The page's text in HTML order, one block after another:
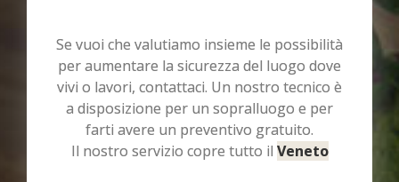
Se vuoi che valutiamo insieme le possibilità
per aumentare la sicurezza del luogo dove
vivi o lavori, contattaci. Un nostro tecnico è
a disposizione per un sopralluogo e per
farti avere un preventivo gratuito.
Il nostro servizio copre tutto il Veneto